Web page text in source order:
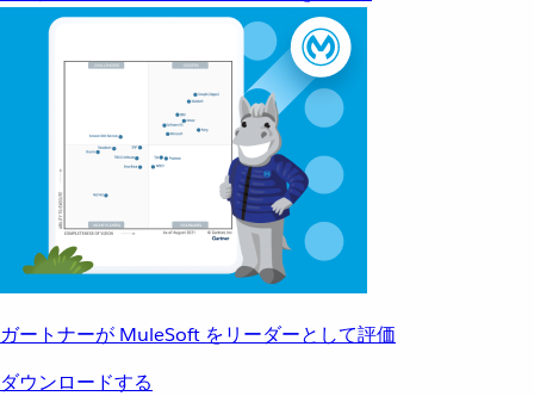
ガートナーが MuleSoft をリーダーとして評価
ダウンロードする